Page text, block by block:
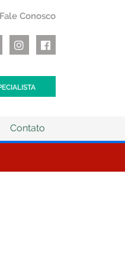
Fale Conosco
Contato